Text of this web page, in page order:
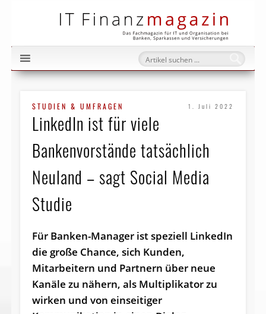
STUDIEN & UMFRAGEN 1. Juli 2022
LinkedIn ist für viele
Bankenvorstände tatsächlich
Neuland – sagt Social Media
Studie
Für Banken-Manager ist speziell LinkedIn
die große Chance, sich Kunden,
Mitarbeitern und Partnern über neue
Kanäle zu nähern, als Multiplikator zu
wirken und von einseitiger